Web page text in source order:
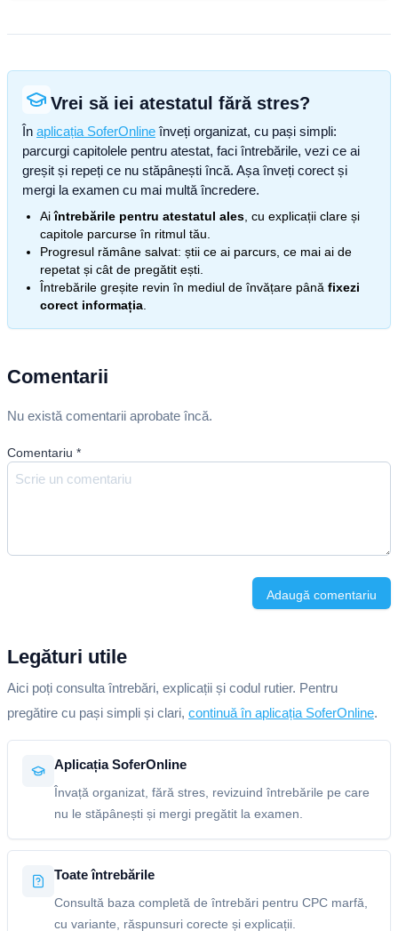
Vrei să iei atestatul fără stres?
În aplicația SoferOnline înveți organizat, cu pași simpli:
parcurgi capitolele pentru atestat, faci întrebările, vezi ce ai
greșit și repeți ce nu stăpânești încă. Așa înveți corect și
mergi la examen cu mai multă încredere.
Aiîntrebările pentru atestatul ales , cu explicații clare și
capitole parcurse în ritmul tău.
Progresul rămâne salvat: știi ce ai parcurs, ce mai ai de
repetat și cât de pregătit ești.
Întrebările greșite revin în mediul de învățare până fixezi
corect informația
Comentarii
Nu există comentarii aprobate încă.
Comentariu *
Adaugă comentariu
Legături utile
Aici poți consulta întrebări, explicații și codul rutier. Pentru
pregătire cu pași simpli și clari, continuă în aplicația SoferOnline.
Aplicația SoferOnline
Învață organizat, fără stres, revizuind întrebările pe care
nu le stăpânești și mergi pregătit la examen.
Toate întrebările
Consultă baza completă de întrebări pentru CPC marfă,
cu variante, răspunsuri corecte și explicații.